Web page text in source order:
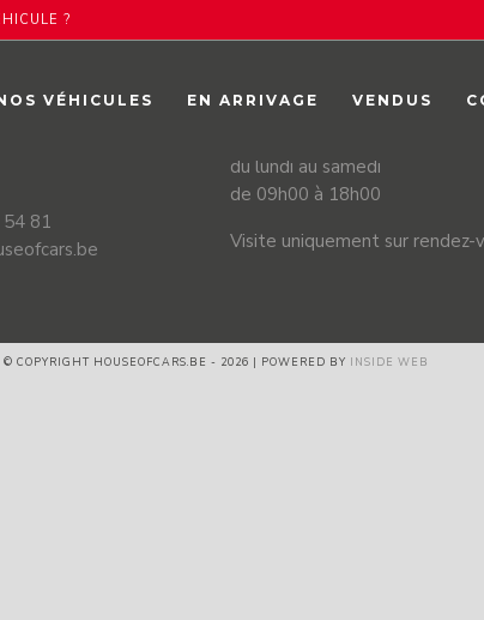
?
VÉHICULES EN ARRIVAGE VENDUS
81
du lundi au samedi
de 09h00 à 18h00
Visite uniquement sur rendez-
© COPYRIGHT HOUSEOFCARS.BE - 2026 | POWERED BY INSIDE WEB